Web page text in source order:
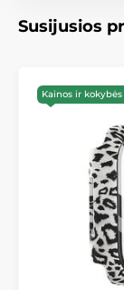
daro šį
Jautrus
dėklas
švelniai ir
Pakuotės
1 vnt. JP
Nelaukite ir
geriausia.Su
tobulą
Susijusios
Kainos ir